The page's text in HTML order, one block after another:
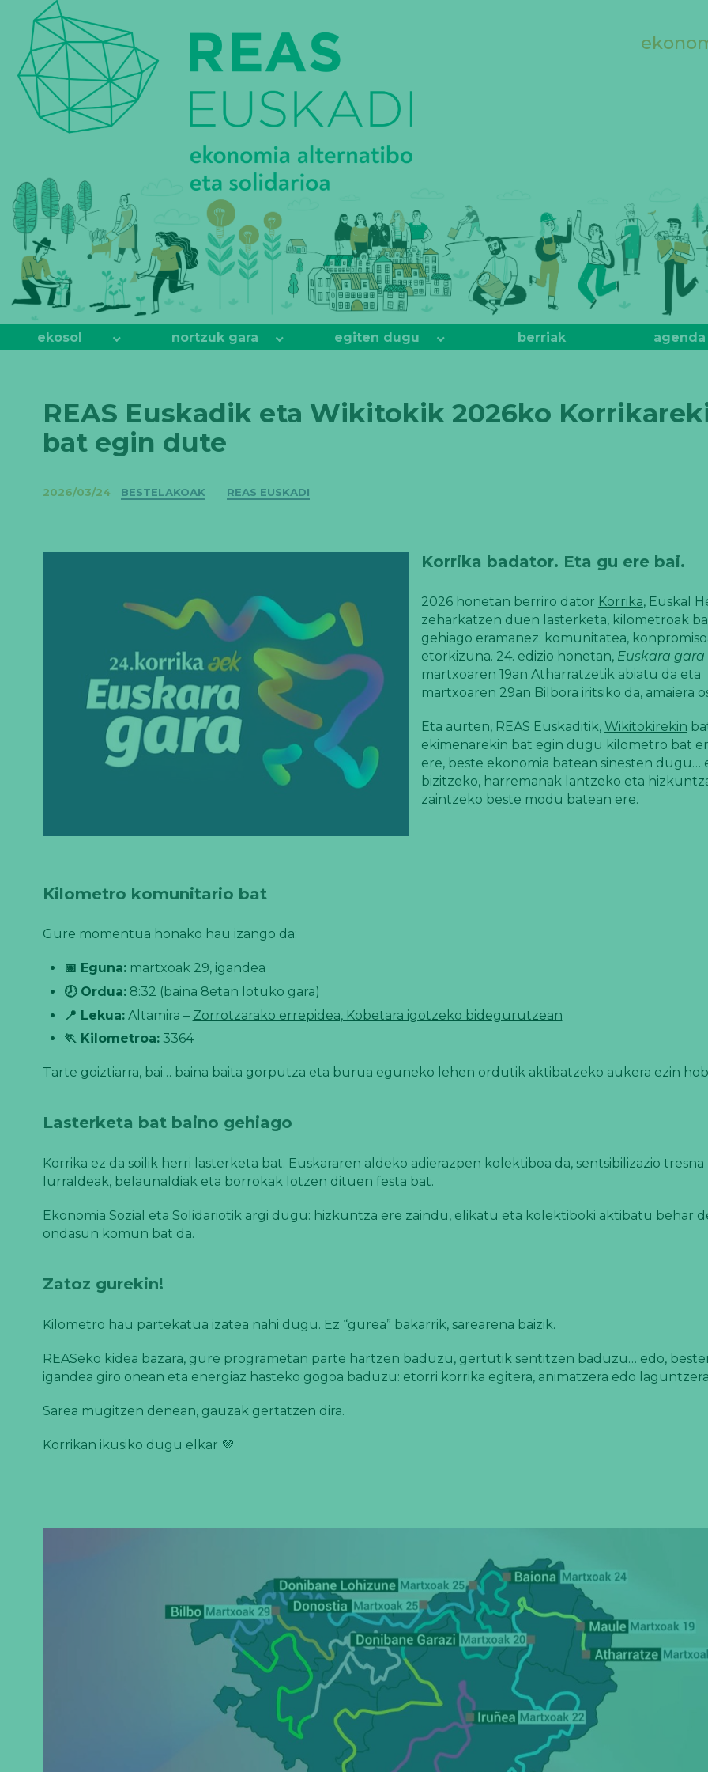
REAS
EUSKADI
ekosol nortzuk gara egiten dugu berriak agenda
REAS Euskadik eta Wikitokik 2026ko
bat egin dute
2026/03/24 Kategoriak
BESTELAKOAK REAS EUSKADI
Korrika badator. Eta gu ere bai.
2026 honetan berriro dator Korrika, Euskal
zeharkatzen duen lasterketa, kilometroak
gehiago eramanez: komunitatea,
etorkizuna. 24. edizio honetan, Euskara gara
martxoaren 19an Atharratzetik abiatu da eta
martxoaren 29an Bilbora iritsiko da, amaiera
Eta aurten, REAS Euskaditik, Wikitokirekin
ekimenarekin bat egin dugu kilometro bat
ere, beste ekonomia batean sinesten dugu…
bizitzeko, harremanak lantzeko eta
zaintzeko beste modu batean ere.
Kilometro komunitario bat
Gure momentua honako hau izango da:
📅 Eguna:martxoak 29, igandea
🕗 Ordua:8:32 (baina 8etan lotuko gara)
📍 Lekua:Altamira – Zorrotzarako errepidea, Kobetara igotzeko bidegurutzean
🏃 Kilometroa:3364
Tarte goiztiarra, bai… baina baita gorputza eta burua eguneko lehen ordutik aktibatzeko aukera ezin
Lasterketa bat baino gehiago
Korrika ez da soilik herri lasterketa bat. Euskararen aldeko adierazpen kolektiboa da, sentsibilizazio tresna
lurraldeak, belaunaldiak eta borrokak lotzen dituen festa bat.
Ekonomia Sozial eta Solidariotik argi dugu: hizkuntza ere zaindu, elikatu eta kolektiboki aktibatu behar
ondasun komun bat da.
Zatoz gurekin!
Kilometro hau partekatua izatea nahi dugu. Ez “gurea” bakarrik, sarearena baizik.
REASeko kidea bazara, gure programetan parte hartzen baduzu, gertutik sentitzen baduzu… edo,
igandea giro onean eta energiaz hasteko gogoa baduzu: etorri korrika egitera, animatzera edo
Sarea mugitzen denean, gauzak gertatzen dira.
Korrikan ikusiko dugu elkar 💜